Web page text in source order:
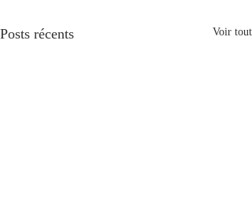
Posts récents Voir tout